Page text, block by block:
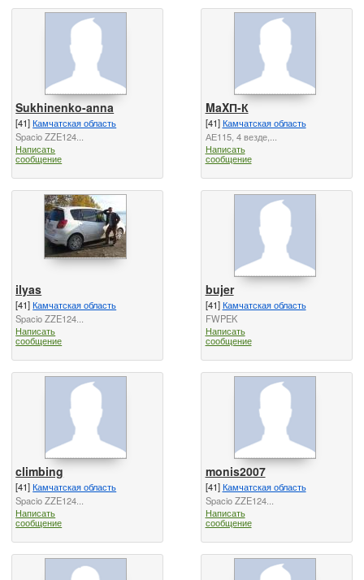
Sukhinenko-anna
[41]Камчатская область
Spacio ZZE124...
Написать
сообщение
MaXП-К
[41]Камчатская область
АЕ115, 4 везде,...
Написать
сообщение
ilyas
[41]Камчатская область
Spacio ZZE124...
Написать
сообщение
bujer
[41]Камчатская область
FWPEK
Написать
сообщение
climbing
[41]Камчатская область
Spacio ZZE124...
Написать
сообщение
monis2007
[41]Камчатская область
Spacio ZZE124...
Написать
сообщение